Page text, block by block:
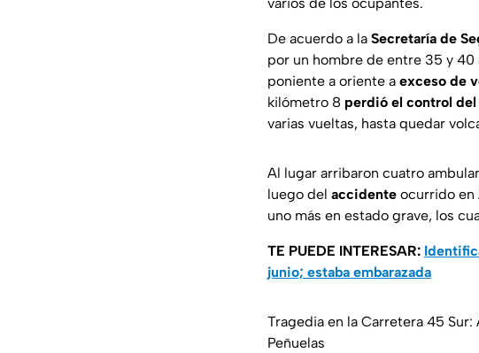
De acuerdo a la Secretaría de
por un hombre de entre 35 y 40
poniente a oriente a exceso de
kilómetro 8 perdió el control
varias vueltas, hasta quedar
Al lugar arribaron cuatro
luego del accidente ocurrido en
uno más en estado grave, los
TE PUEDE INTERESAR:
junio; estaba embarazada
Tragedia en la Carretera 45
Peñuelas